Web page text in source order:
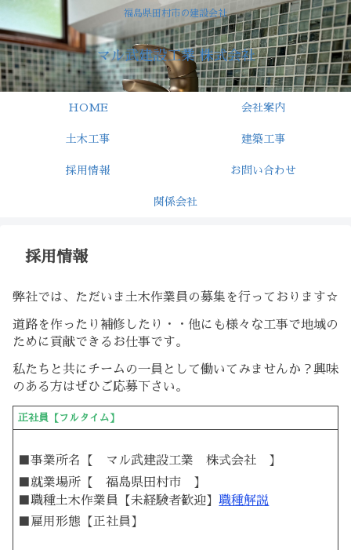
福島県田村市の建設会社
マル武建設工業 株式会社
HOME 会社案内
土木工事 建築工事
採用情報 お問い合わせ
関係会社
採用情報
弊社では、ただいま土木作業員の募集を行っております☆
道路を作ったり補修したり・・他にも様々な工事で地域の
ために貢献できるお仕事です。
私たちと共にチームの一員として働いてみませんか？興味
のある方はぜひご応募下さい。
正社員【フルタイム】
■事業所名【 マル武建設工業 株式会社 】
■就業場所【 福島県田村市 】
■職種土木作業員【未経験者歓迎】職種解説
■雇用形態【正社員】